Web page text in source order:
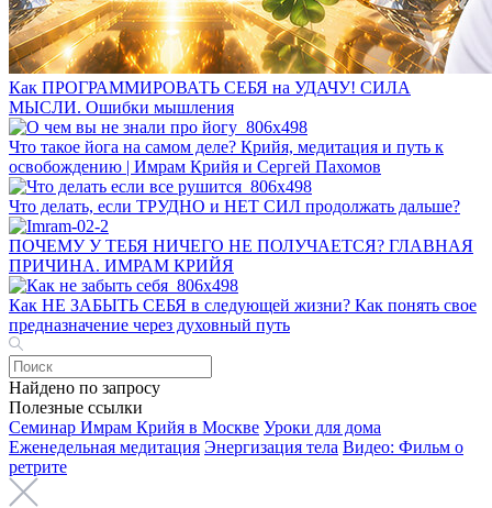
Как ПРОГРАММИРОВАТЬ СЕБЯ на УДАЧУ! СИЛА
МЫСЛИ. Ошибки мышления
Что такое йога на самом деле? Крийя, медитация и путь к
освобождению | Имрам Крийя и Сергей Пахомов
Что делать, если ТРУДНО и НЕТ СИЛ продолжать дальше?
ПОЧЕМУ У ТЕБЯ НИЧЕГО НЕ ПОЛУЧАЕТСЯ? ГЛАВНАЯ
ПРИЧИНА. ИМРАМ КРИЙЯ
Как НЕ ЗАБЫТЬ СЕБЯ в следующей жизни? Как понять свое
предназначение через духовный путь
Найдено по запросу
Полезные ссылки
Семинар Имрам Крийя в Москве Уроки для дома
Еженедельная медитация Энергизация тела Видео: Фильм о
ретрите